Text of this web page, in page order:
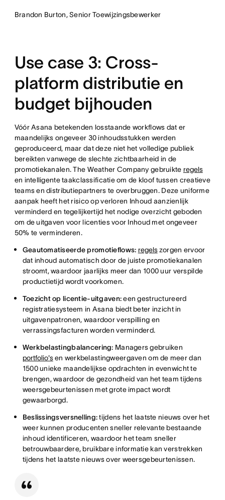
Brandon Burton, Senior Toewijzingsbewerker
Use case 3: Cross-
platform distributie en
budget bijhouden
Vóór Asana betekenden losstaande workflows dat er
maandelijks ongeveer 30 inhoudsstukken werden
geproduceerd, maar dat deze niet het volledige publiek
bereikten vanwege de slechte zichtbaarheid in de
promotiekanalen. The Weather Company gebruikte regels
en intelligente taakclassificatie om de kloof tussen creatieve
teams en distributiepartners te overbruggen. Deze uniforme
aanpak heeft het risico op verloren Inhoud aanzienlijk
verminderd en tegelijkertijd het nodige overzicht geboden
om de uitgaven voor licenties voor Inhoud met ongeveer
50% te verminderen.
Geautomatiseerde promotieflows: regelszorgen ervoor
dat inhoud automatisch door de juiste promotiekanalen
stroomt, waardoor jaarlijks meer dan 1000 uur verspilde
productietijd wordt voorkomen.
Toezicht op licentie-uitgaven:een gestructureerd
registratiesysteem in Asana biedt beter inzicht in
uitgavenpatronen, waardoor verspilling en
verrassingsfacturen worden verminderd.
Werkbelastingbalancering: Managers gebruiken
portfolio'sen werkbelastingweergaven om de meer dan
1500 unieke maandelijkse opdrachten in evenwicht te
brengen, waardoor de gezondheid van het team tijdens
weersgebeurtenissen met grote impact wordt
gewaarborgd.
Beslissingsversnelling:tijdens het laatste nieuws over het
weer kunnen producenten sneller relevante bestaande
inhoud identificeren, waardoor het team sneller
betrouwbaardere, bruikbare informatie kan verstrekken
tijdens het laatste nieuws over weersgebeurtenissen.